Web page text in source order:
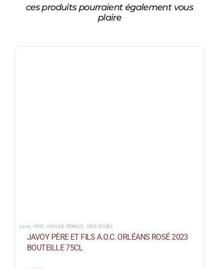
ces produits pourraient également vous
plaire
Loire, VINS,VINS DE FRANCE, VINS ROSÉS
JAVOY PÈRE ET FILS A.O.C. ORLÉANS ROSÉ 2023
BOUTEILLE 75CL